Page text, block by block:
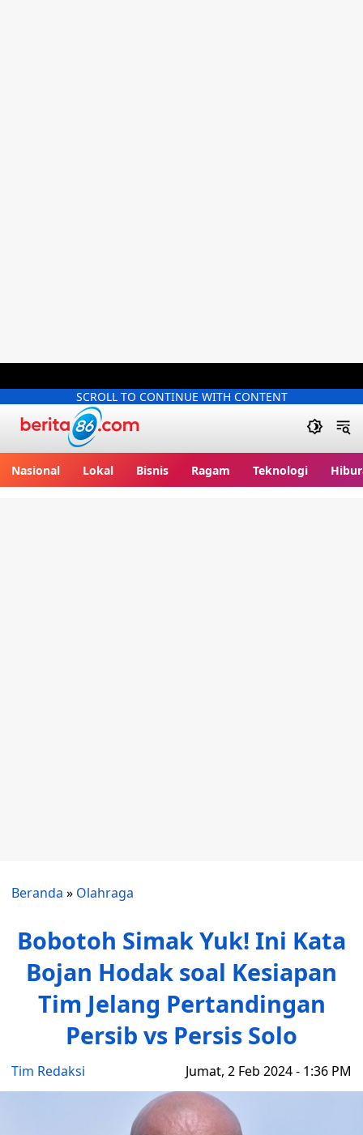
SCROLL TO CONTINUE WITH CONTENT
Nasional Lokal Bisnis Ragam Teknologi
Beranda » Olahraga
Bobotoh Simak Yuk! Ini Kata
Bojan Hodak soal Kesiapan
Tim Jelang Pertandingan
Persib vs Persis Solo
Tim Redaksi Jumat, 2 Feb 2024 - 1:36 PM